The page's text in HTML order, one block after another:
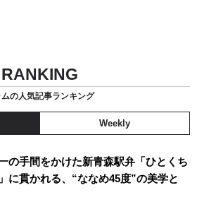
RANKING
ムの人気記事ランキング
Weekly
の手間をかけた新青森駅弁「ひとくち
に貫かれる、“ななめ45度”の美学と